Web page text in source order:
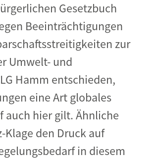
Gesetzbuch
Beeinträchtigungen
zur
Umwelt- und
Hamm entschieden,
eine Art globales
auch hier gilt. Ähnliche
Klage den Druck auf
in diesem